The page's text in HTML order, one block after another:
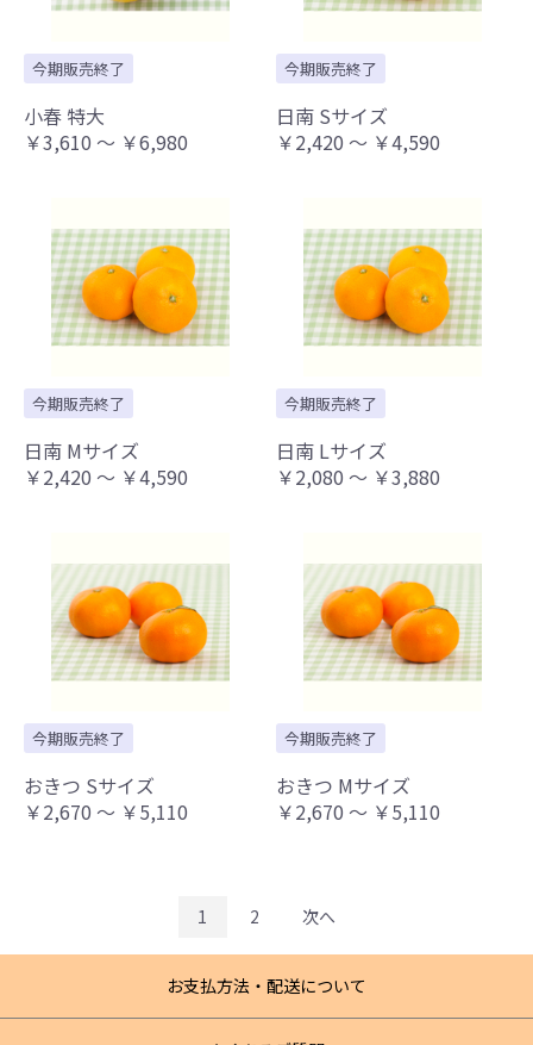
今期販売終了
小春 特大
￥3,610 ～ ￥6,980
今期販売終了
日南 Sサイズ
￥2,420 ～ ￥4,590
今期販売終了
日南 Mサイズ
￥2,420 ～ ￥4,590
今期販売終了
日南 Lサイズ
￥2,080 ～ ￥3,880
今期販売終了
おきつ Sサイズ
￥2,670 ～ ￥5,110
今期販売終了
おきつ Mサイズ
￥2,670 ～ ￥5,110
1 2 次へ
お支払方法・配送について